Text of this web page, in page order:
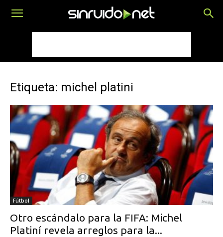
Etiqueta: michel platini
Fútbol
Otro escándalo para la FIFA: Michel
Platiní revela arreglos para la...